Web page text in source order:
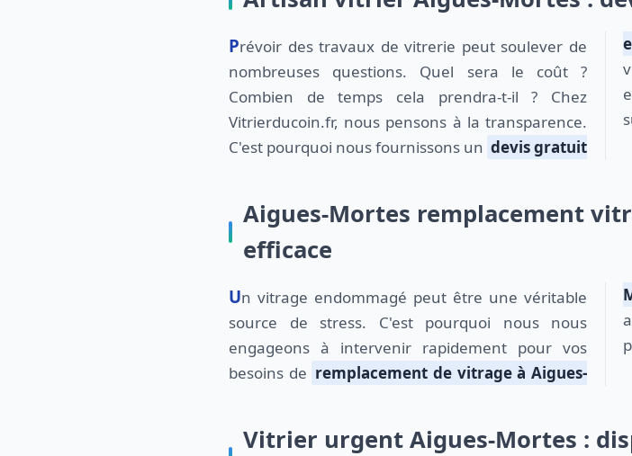
Prévoir des travaux de vitrerie peut soulever de
nombreuses questions. Quel sera le coût ?
Combien de temps cela prendra-t-il ? Chez
Vitrierducoin.fr, nous pensons à la transparence.
C'est pourquoi nous fournissons un devis gratuit
Aigues-Mortes remplacement
efficace
Un vitrage endommagé peut être une véritable
source de stress. C'est pourquoi nous nous
engageons à intervenir rapidement pour vos
besoins de remplacement de vitrage à Aigues-
Vitrier urgent Aigues-Mortes :